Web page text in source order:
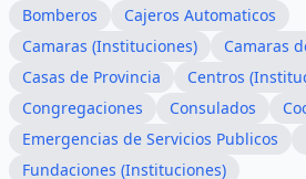
Bomberos
Cajeros Automaticos
Camaras (Instituciones)
Camaras
Casas de Provincia
Centros
Congregaciones
Consulados
Emergencias de Servicios Publicos
Fundaciones (Instituciones)